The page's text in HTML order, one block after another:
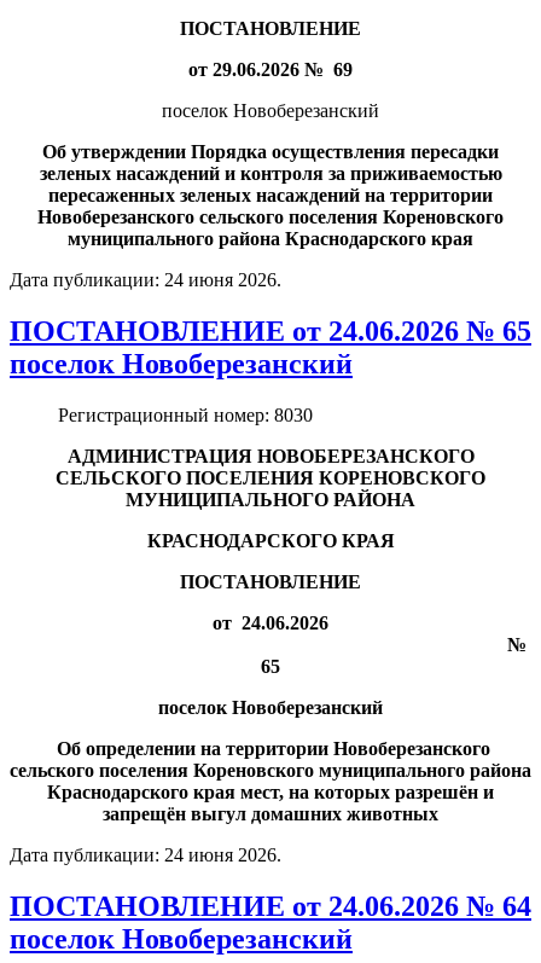
ПОСТАНОВЛЕНИЕ
от 29.06.2026 № 69
поселок Новоберезанский
Об утверждении Порядка осуществления пересадки
зеленых насаждений и контроля за приживаемостью
пересаженных зеленых насаждений на территории
Новоберезанского сельского поселения Кореновского
муниципального района Краснодарского края
Дата публикации: 24 июня 2026.
ПОСТАНОВЛЕНИЕ от 24.06.2026 № 65
поселок Новоберезанский
Регистрационный номер: 8030
АДМИНИСТРАЦИЯ НОВОБЕРЕЗАНСКОГО
СЕЛЬСКОГО ПОСЕЛЕНИЯ КОРЕНОВСКОГО
МУНИЦИПАЛЬНОГО РАЙОНА
КРАСНОДАРСКОГО КРАЯ
ПОСТАНОВЛЕНИЕ
от 24.06.2026
№
65
поселок Новоберезанский
Об определении на территории Новоберезанского
сельского поселения Кореновского муниципального района
Краснодарского края мест, на которых разрешён и
запрещён выгул домашних животных
Дата публикации: 24 июня 2026.
ПОСТАНОВЛЕНИЕ от 24.06.2026 № 64
поселок Новоберезанский